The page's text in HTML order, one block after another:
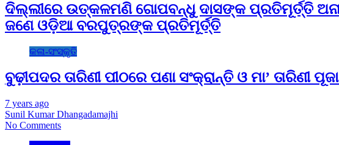
ଦିଲ୍ଲୀରେ ଉତ୍କଳମଣି ଗୋପବନ୍ଧୁ ଦାସଙ୍କ ପ୍ରତିମୂର୍ତ୍ତି
ଜଣେ ଓଡ଼ିଆ ବରପୁତ୍ରଙ୍କ ପ୍ରତିମୂର୍ତ୍ତି
କଳା-ସଂସ୍କୃତି
ବୁଢ଼ୀପଦର ତାରିଣୀ ପୀଠରେ ପଣା ସଂକ୍ରାନ୍ତି ଓ ମା’ ତାରିଣୀ
7 years ago
Sunil Kumar Dhangadamajhi
No Comments